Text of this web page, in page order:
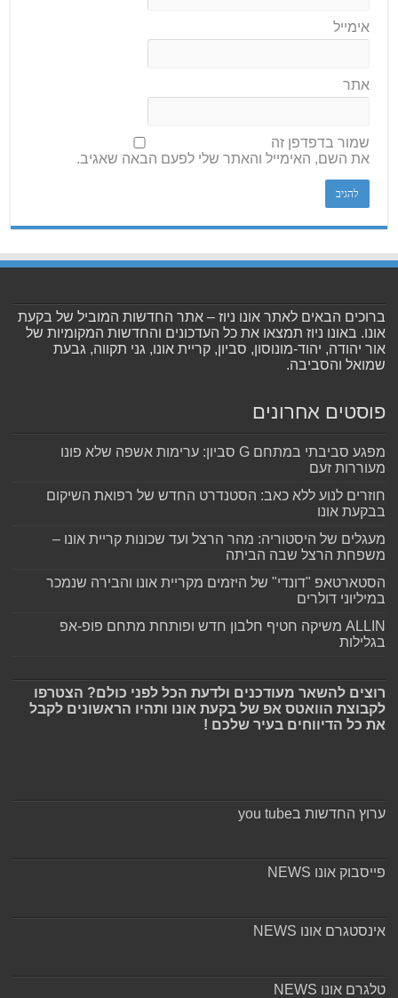
אימייל
אתר
שמור בדפדפן זה
את השם, האימייל והאתר שלי לפעם הבאה שאגיב.
ברוכים הבאים לאתר אונו ניוז – אתר החדשות המוביל של בקעת
אונו. באונו ניוז תמצאו את כל העדכונים והחדשות המקומיות של
אור יהודה, יהוד-מונוסון, סביון, קריית אונו, גני תקווה, גבעת
שמואל והסביבה.
פוסטים אחרונים
מפגע סביבתי במתחם G סביון: ערימות אשפה שלא פונו
מעוררות זעם
חוזרים לנוע ללא כאב: הסטנדרט החדש של רפואת השיקום
בבקעת אונו
מעגלים של היסטוריה: מהר הרצל ועד שכונות קריית אונו –
משפחת הרצל שבה הביתה
הסטארטאפ "דונדי" של היזמים מקריית אונו והבירה שנמכר
במיליוני דולרים
ALLIN משיקה חטיף חלבון חדש ופותחת מתחם פופ-אפ
בגלילות
רוצים להשאר מעודכנים ולדעת הכל לפני כולם? הצטרפו
לקבוצת הוואטס אפ של בקעת אונו ותהיו הראשונים לקבל
את כל הדיווחים בעיר שלכם !
ערוץ החדשות בyou tube
פייסבוק אונו NEWS
אינסטגרם אונו NEWS
טלגרם אונו NEWS